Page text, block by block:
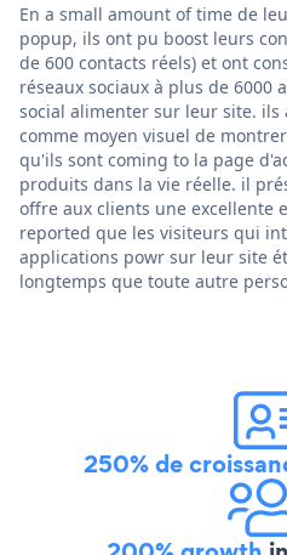
En a small amount of time de
popup, ils ont pu boost leurs
de 600 contacts réels) et ont
réseaux sociaux à plus de 6000
social alimenter sur leur site.
comme moyen visuel de
qu'ils sont coming to la page
produits dans la vie réelle. il
offre aux clients une excellente
reported que les visiteurs qui
applications powr sur leur site
longtemps que toute autre
250% de